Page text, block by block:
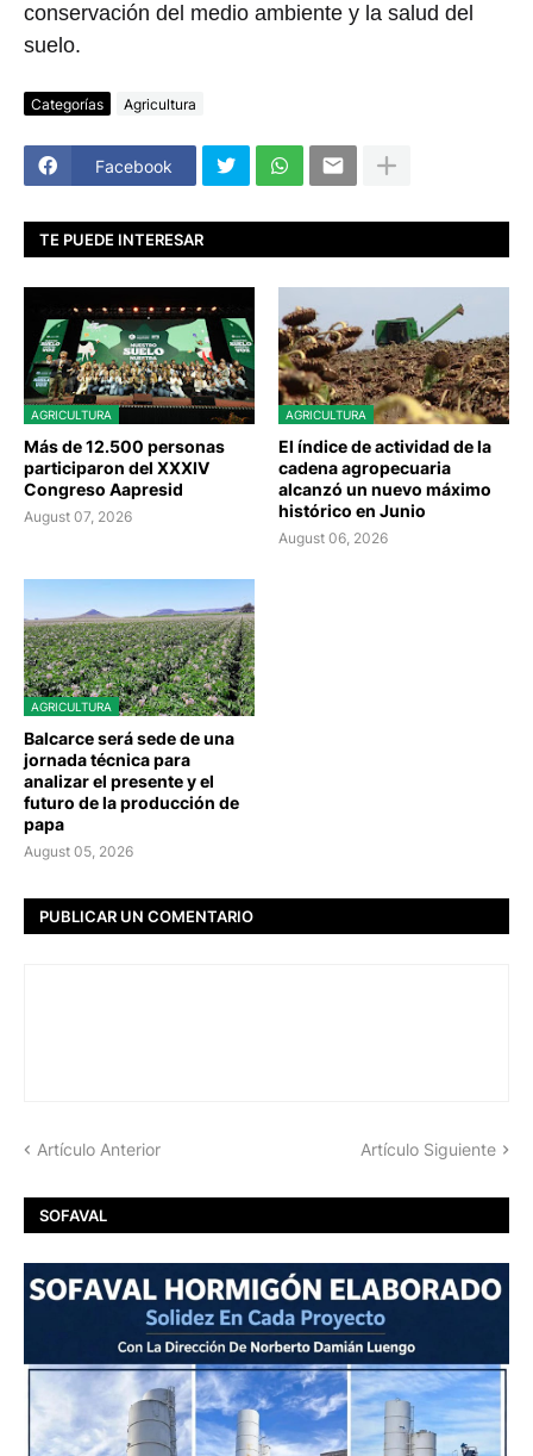
conservación del medio ambiente y la salud del
suelo.
Categorías Agricultura
Facebook
TE PUEDE INTERESAR
AGRICULTURA
Más de 12.500 personas
participaron del XXXIV
Congreso Aapresid
August 07, 2026
AGRICULTURA
El índice de actividad de la
cadena agropecuaria
alcanzó un nuevo máximo
histórico en Junio
August 06, 2026
AGRICULTURA
Balcarce será sede de una
jornada técnica para
analizar el presente y el
futuro de la producción de
papa
August 05, 2026
PUBLICAR UN COMENTARIO
Artículo Anterior Artículo Siguiente
SOFAVAL